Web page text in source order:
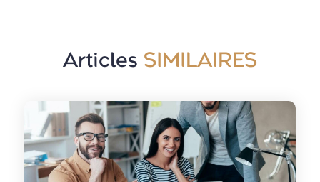
Articles SIMILAIRES